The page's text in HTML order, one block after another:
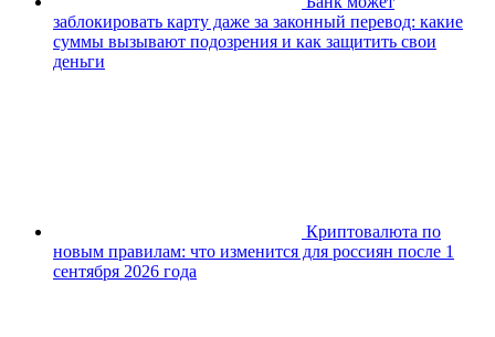
заблокировать карту даже за законный перевод: какие
суммы вызывают подозрения и как защитить свои
деньги
Криптовалюта по
новым правилам: что изменится для россиян после 1
сентября 2026 года